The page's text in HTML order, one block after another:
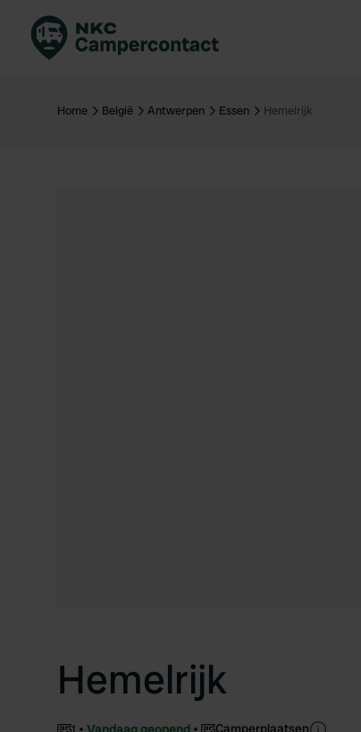
Nederland
Home België Antwerpen Essen Hemelrijk
Hemelrijk
Camperplaatsen